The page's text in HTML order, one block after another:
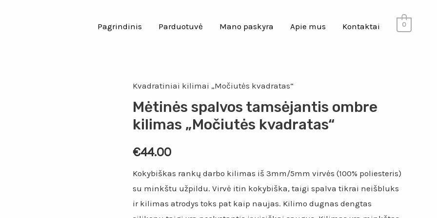
Pagrindinis Parduotuvė Mano paskyra Apie mus Kontaktai 0
Kvadratiniai kilimai „Močiutės kvadratas“
Mėtinės spalvos tamsėjantis ombre
kilimas „Močiutės kvadratas“
€44.00
Kokybiškas rankų darbo kilimas iš 3mm/5mm virvės (100% poliesteris)
su minkštu užpildu. Virvė itin kokybiška, taigi spalva tikrai neišbluks
ir kilimas atrodys toks pat kaip naujas. Kilimo dugnas dengtas